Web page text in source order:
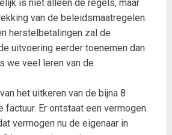
is niet alleen de regels, maar
van de beleidsmaatregelen.
herstelbetalingen zal de
uitvoering eerder toenemen dan
we veel leren van de
het uitkeren van de bijna 8
factuur. Er ontstaat een vermogen.
vermogen nu de eigenaar in